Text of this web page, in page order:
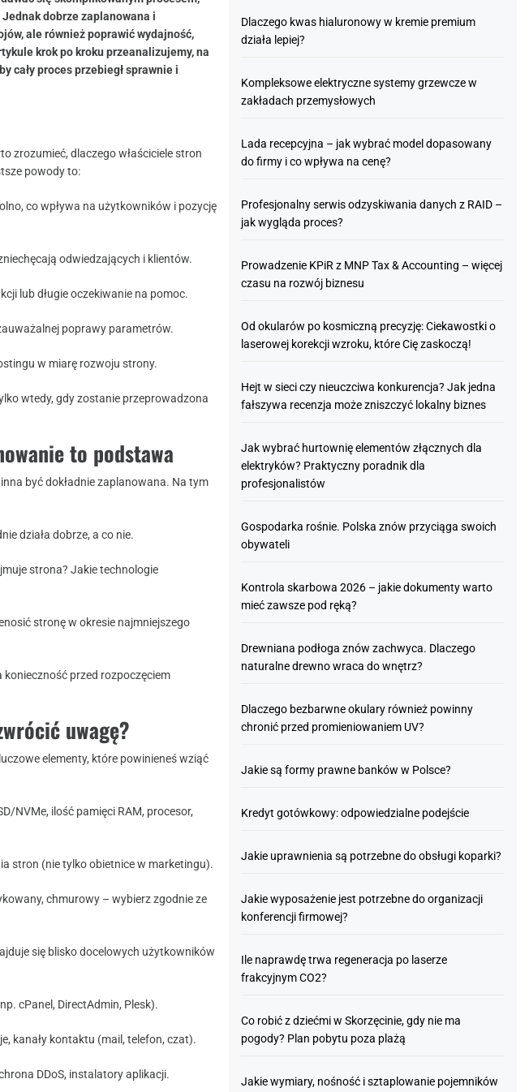
dobrze zaplanowana i
ale również poprawić wydajność,
krok po kroku przeanalizujemy, na
cały proces przebiegł sprawnie i
zrozumieć, dlaczego właściciele stron
powody to:
co wpływa na użytkowników i pozycję
odwiedzających i klientów.
lub długie oczekiwanie na pomoc.
poprawy parametrów.
w miarę rozwoju strony.
wtedy, gdy zostanie przeprowadzona
to podstawa
być dokładnie zaplanowana. Na tym
działa dobrze, a co nie.
strona? Jakie technologie
stronę w okresie najmniejszego
konieczność przed rozpoczęciem
uwagę?
elementy, które powinieneś wziąć
NVMe, ilość pamięci RAM, procesor,
stron (nie tylko obietnice w marketingu).
chmurowy – wybierz zgodnie ze
się blisko docelowych użytkowników
cPanel, DirectAdmin, Plesk).
kanały kontaktu (mail, telefon, czat).
DDoS, instalatory aplikacji.
Dlaczego kwas hialuronowy w kremie premium
działa lepiej?
Kompleksowe elektryczne systemy grzewcze w
zakładach przemysłowych
Lada recepcyjna – jak wybrać model dopasowany
do firmy i co wpływa na cenę?
Profesjonalny serwis odzyskiwania danych z RAID –
jak wygląda proces?
Prowadzenie KPiR z MNP Tax & Accounting – więcej
czasu na rozwój biznesu
Od okularów po kosmiczną precyzję: Ciekawostki o
laserowej korekcji wzroku, które Cię zaskoczą!
Hejt w sieci czy nieuczciwa konkurencja? Jak jedna
fałszywa recenzja może zniszczyć lokalny biznes
Jak wybrać hurtownię elementów złącznych dla
elektryków? Praktyczny poradnik dla
profesjonalistów
Gospodarka rośnie. Polska znów przyciąga swoich
obywateli
Kontrola skarbowa 2026 – jakie dokumenty warto
mieć zawsze pod ręką?
Drewniana podłoga znów zachwyca. Dlaczego
naturalne drewno wraca do wnętrz?
Dlaczego bezbarwne okulary również powinny
chronić przed promieniowaniem UV?
Jakie są formy prawne banków w Polsce?
Kredyt gotówkowy: odpowiedzialne podejście
Jakie uprawnienia są potrzebne do obsługi koparki?
Jakie wyposażenie jest potrzebne do organizacji
konferencji firmowej?
Ile naprawdę trwa regeneracja po laserze
frakcyjnym CO2?
Co robić z dziećmi w Skorzęcinie, gdy nie ma
pogody? Plan pobytu poza plażą
Jakie wymiary, nośność i sztaplowanie pojemników